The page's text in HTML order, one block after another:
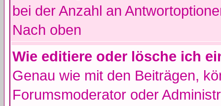
bei der Anzahl an
Nach oben
Wie editiere oder lösche ich
Genau wie mit den Beiträgen,
Forumsmoderator oder